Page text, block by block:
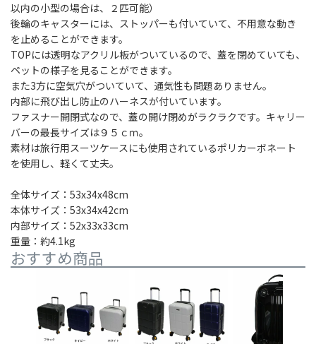
以内の小型の場合は、２匹可能）
後輪のキャスターには、ストッパーも付いていて、不用意な動き
を止めることができます。
TOPには透明なアクリル板がついているので、蓋を閉めていても、
ペットの様子を見ることができます。
また3方に空気穴がついていて、通気性も問題ありません。
内部に飛び出し防止のハーネスが付いています。
ファスナー開閉式なので、蓋の開け閉めがラクラクです。キャリー
バーの最長サイズは９５ｃｍ。
素材は旅行用スーツケースにも使用されているポリカーボネート
を使用し、軽くて丈夫。
全体サイズ：53x34x48cm
本体サイズ：53x34x42cm
内部サイズ：52x33x33cm
重量：約4.1kg
おすすめ商品